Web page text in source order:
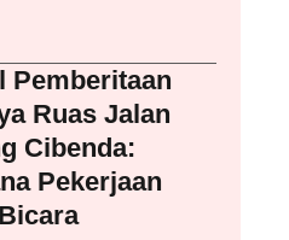
Pemberitaan
Ruas Jalan
Cibenda:
Pekerjaan